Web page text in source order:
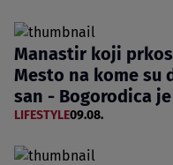
Manastir koji
Mesto na kome su
san - Bogorodica
LIFESTYLE09.08.